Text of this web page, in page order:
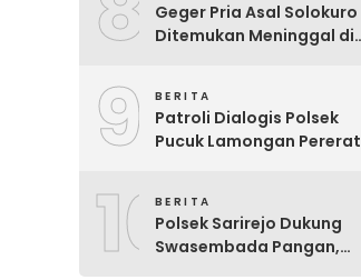
Geger Pria Asal Solokuro
Ditemukan Meninggal di
9 BERITA
Patroli Dialogis Polsek
Pucuk Lamongan Pererat
10BERITA
Polsek Sarirejo Dukung
Swasembada Pangan,